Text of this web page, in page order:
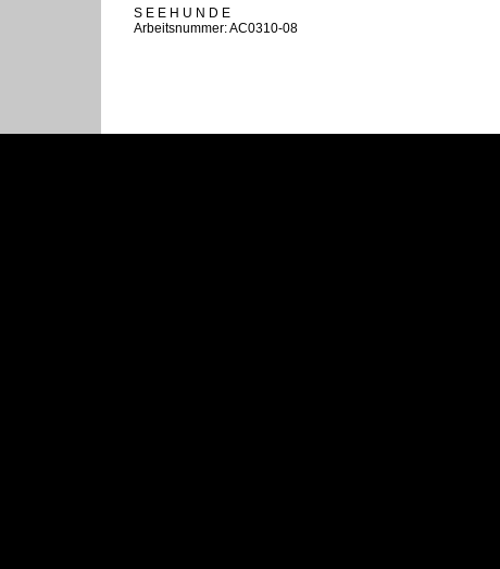
S E E H U N D E
Arbeitsnummer: AC0310-08